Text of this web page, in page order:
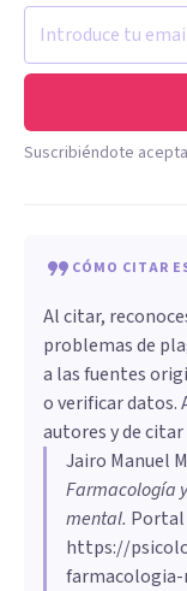
Suscribiéndote
CÓMO CITAR
Al citar,
problemas de
a las fuentes
o verificar datos.
autores y de citar
Jairo Manuel
Farmacología
mental. Portal
https://